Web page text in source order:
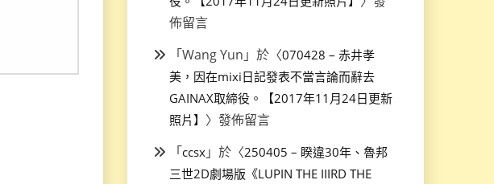
佈留言
「Wang Yun 」於〈070428 – 赤井孝
美，因在mixi日記發表不當言論而辭去
GAINAX取締役。【2017年11月24日更新
照片】 〉發佈留言
「ccsx」於〈250405 – 睽違30年、魯邦
三世2D劇場版《LUPIN THE IIIRD THE